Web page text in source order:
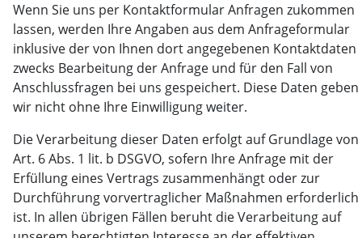
Wenn Sie uns per Kontaktformular Anfragen zukommen
lassen, werden Ihre Angaben aus dem Anfrageformular
inklusive der von Ihnen dort angegebenen Kontaktdaten
zwecks Bearbeitung der Anfrage und für den Fall von
Anschlussfragen bei uns gespeichert. Diese Daten geben
wir nicht ohne Ihre Einwilligung weiter.
Die Verarbeitung dieser Daten erfolgt auf Grundlage von
Art. 6 Abs. 1 lit. b DSGVO, sofern Ihre Anfrage mit der
Erfüllung eines Vertrags zusammenhängt oder zur
Durchführung vorvertraglicher Maßnahmen erforderlich
ist. In allen übrigen Fällen beruht die Verarbeitung auf